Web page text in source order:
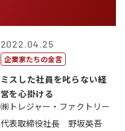
2022.04.25
企業家たちの金言
ミスした社員を叱らない経
営を心掛ける
㈱トレジャー・ファクトリー
代表取締役社長 野坂英吾